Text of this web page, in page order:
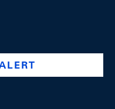
swiss-national-
@swissnationalbank